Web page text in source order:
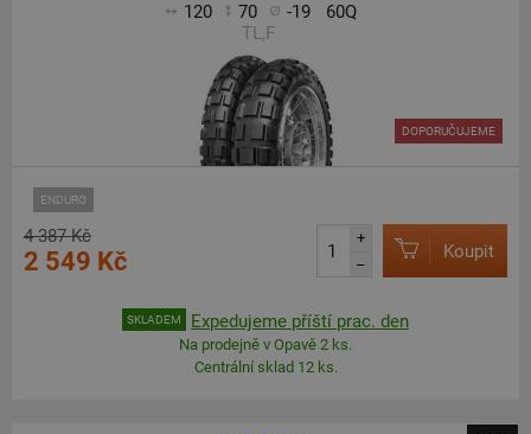
120 70 -19
60Q
TL,F
ENDURO
DOPORUČUJEME
4 387 Kč
2 549 Kč
+
–
Koupit
SKLADEM Expedujeme příští prac. den
Na prodejně v Opavě 2 ks.
Centrální sklad 12 ks.